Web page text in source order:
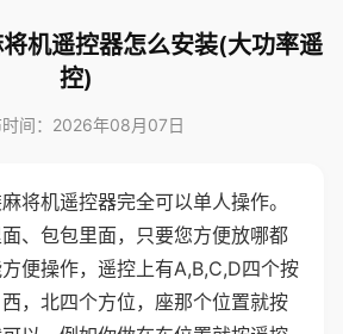
机遥控器怎么安装(大功率遥
控)
时间：2026年08月07日
将机遥控器完全可以单人操作。
、包包里面，只要您方便放哪都
便操作，遥控上有A,B,C,D四个按
，北四个方位，座那个位置就按